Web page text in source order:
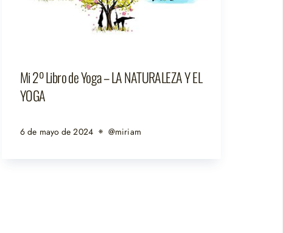
Mi 2º Libro de Yoga – LA NATURALEZA Y EL
YOGA
6 de mayo de 2024 @miriam